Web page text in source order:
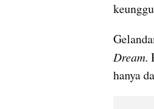
Dream.
hanya